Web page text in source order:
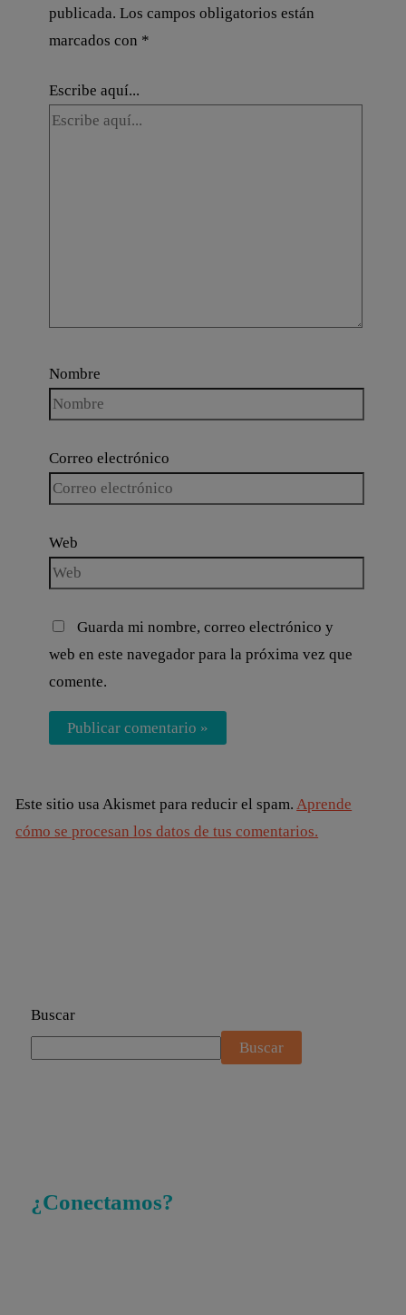
publicada. Los campos obligatorios están
marcados con *
Escribe aquí...
Nombre
Correo electrónico
Web
Guarda mi nombre, correo electrónico y
web en este navegador para la próxima vez que
comente.
Este sitio usa Akismet para reducir el spam. Aprende
cómo se procesan los datos de tus comentarios.
Buscar
Buscar
¿Conectamos?